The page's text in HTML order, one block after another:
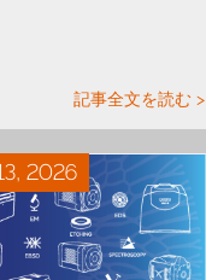
記事全文を読む >
2026